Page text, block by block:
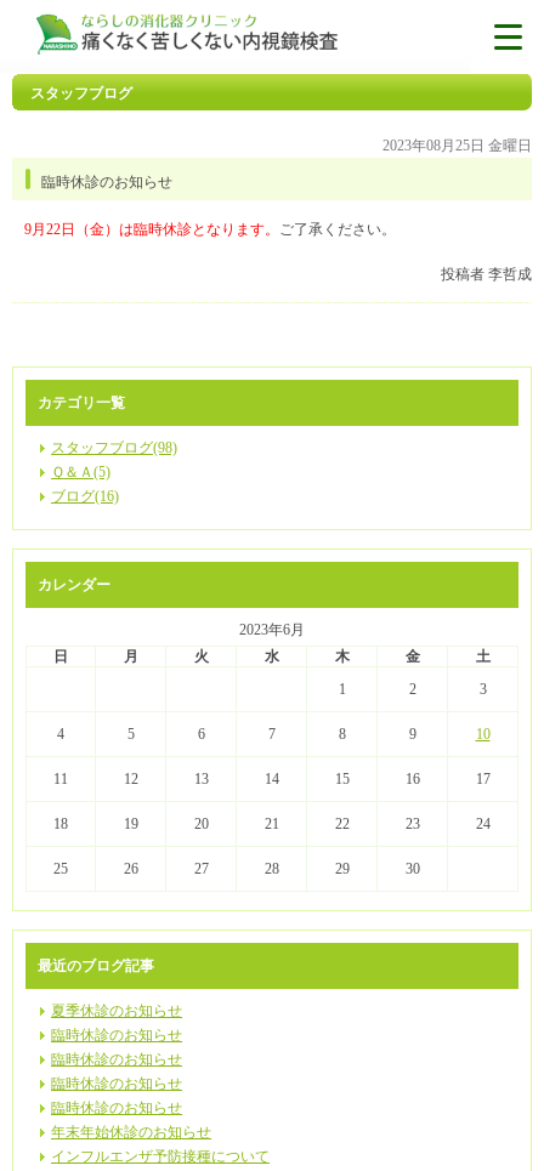
スタッフブログ
2023年08月25日 金曜日
臨時休診のお知らせ
9月22日（金）は臨時休診となります。 ご了承ください。
投稿者 李哲成
カテゴリ一覧
スタッフブログ(98)
Ｑ＆Ａ(5)
ブログ(16)
カレンダー
2023年6月
日
月 火 水 木 金
土
1
2 3
4 5 6 7 8 9 10
11 12 13 14 15 16 17
18 19 20 21 22 23 24
25 26 27 28 29 30
最近のブログ記事
夏季休診のお知らせ
臨時休診のお知らせ
臨時休診のお知らせ
臨時休診のお知らせ
臨時休診のお知らせ
年末年始休診のお知らせ
インフルエンザ予防接種について